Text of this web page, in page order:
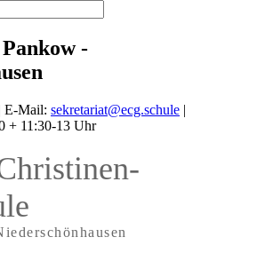
-
E-Mail: sekretariat@ecg.schule |
+ 11:30-13 Uhr